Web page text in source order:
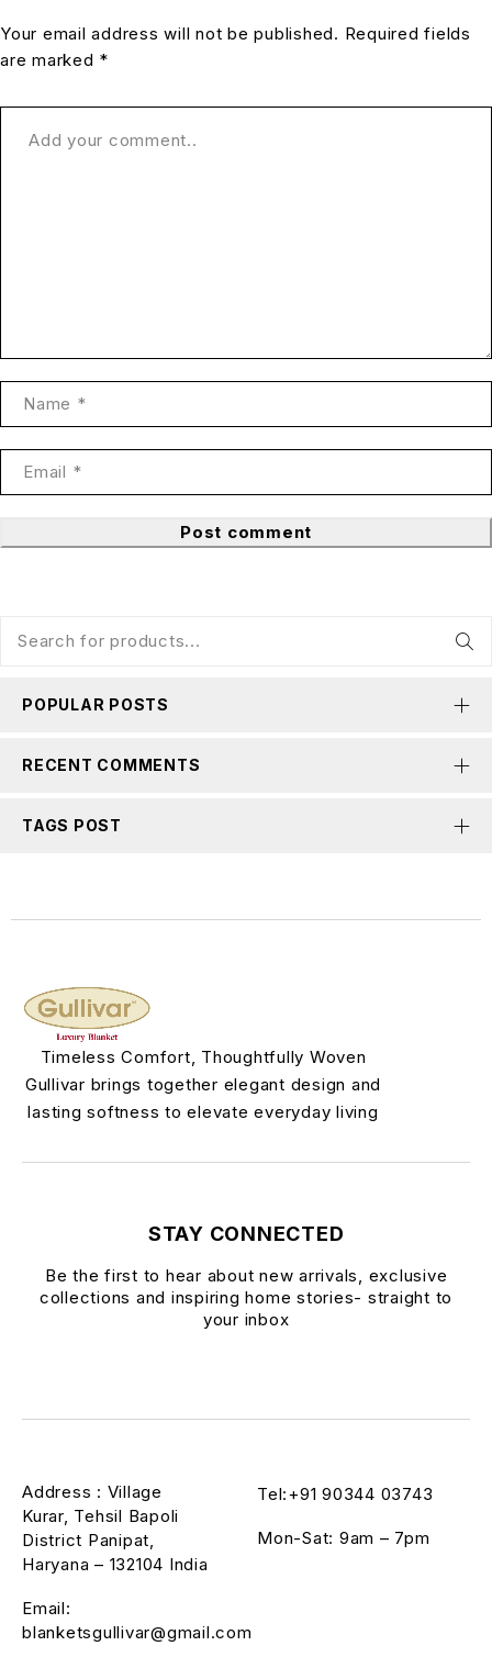
Your email address will not be published. Required fields
are marked *
Post comment
POPULAR POSTS
RECENT COMMENTS
TAGS POST
Timeless Comfort, Thoughtfully Woven
Gullivar brings together elegant design and
lasting softness to elevate everyday living
STAY CONNECTED
Be the first to hear about new arrivals, exclusive
collections and inspiring home stories- straight to
your inbox
Tel:+91 90344 03743
Mon-Sat: 9am – 7pm
Address : Village
Kurar, Tehsil Bapoli
District Panipat,
Haryana – 132104 India
Email:
blanketsgullivar@gmail.com